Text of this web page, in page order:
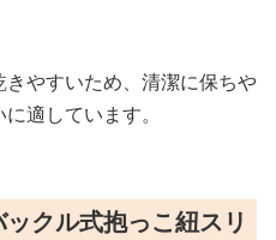
やすいため、清潔に保ちや
適しています。
クル式抱っこ紐スリ